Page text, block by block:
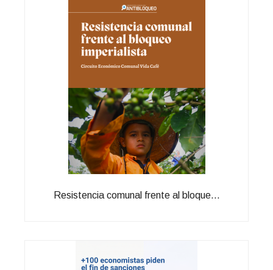
Resistencia comunal frente al bloque...